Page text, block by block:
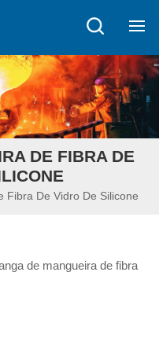
DE FIBRA DE
Fibra De Vidro De Silicone
de mangueira de fibra